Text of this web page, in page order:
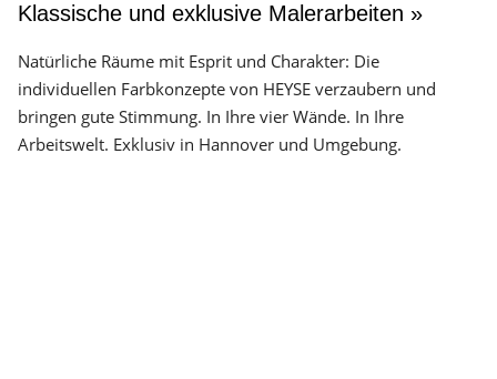
Klassische und exklusive Malerarbeiten »
Natürliche Räume mit Esprit und Charakter: Die
individuellen Farbkonzepte von HEYSE verzaubern und
bringen gute Stimmung. In Ihre vier Wände. In Ihre
Arbeitswelt. Exklusiv in Hannover und Umgebung.